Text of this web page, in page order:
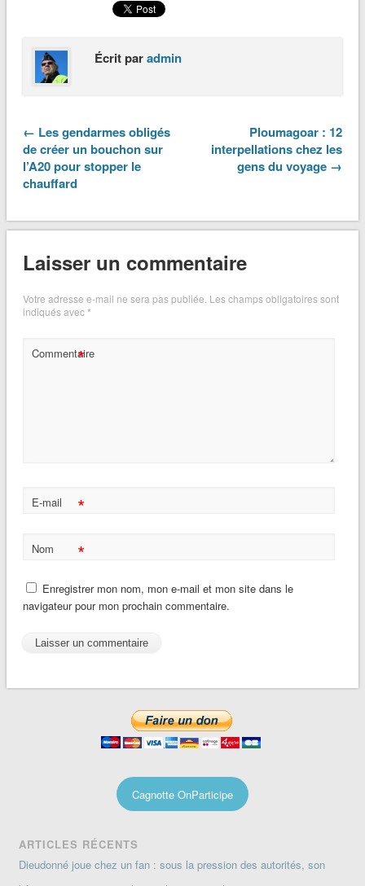
Écrit paradmin
← Les gendarmes obligés
de créer un bouchon sur
l’A20 pour stopper le
chauffard
Ploumagoar : 12
interpellations chez les
gens du voyage →
Laisser un commentaire
Votre adresse e-mail ne sera pas publiée. Les champs obligatoires sont
indiqués avec*
Commentaire
*
E-mail *
Nom *
Enregistrer mon nom, mon e-mail et mon site dans le
navigateur pour mon prochain commentaire.
Cagnotte OnParticipe
ARTICLES RÉCENTS
Dieudonné joue chez un fan : sous la pression des autorités, son